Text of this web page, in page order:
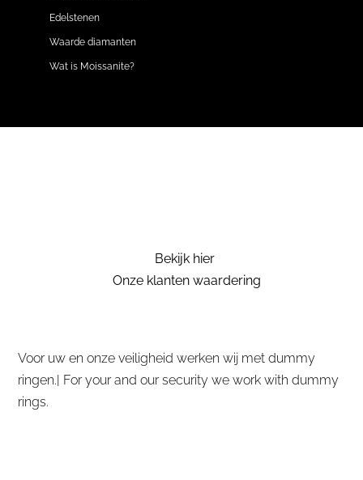
Edelstenen
Waarde diamanten
Wat is Moissanite?
Bekijk hier
Onze klanten waardering
Voor uw en onze veiligheid werken wij met dummy
ringen.| For your and our security we work with dummy
rings.